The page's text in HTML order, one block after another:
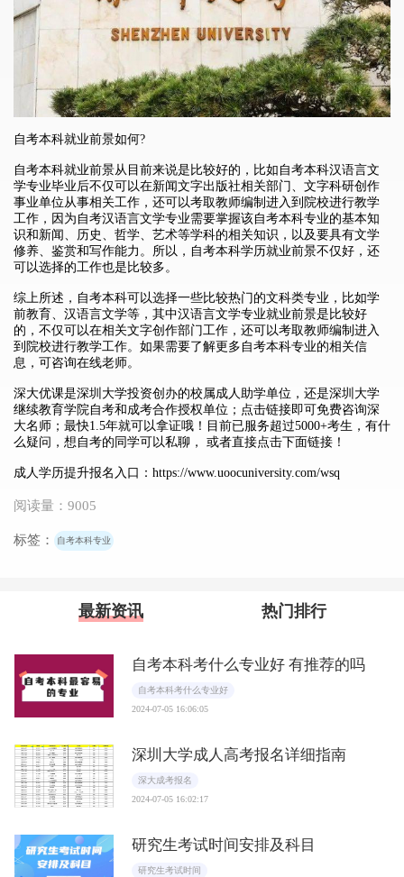
自考本科就业前景如何?
自考本科就业前景从目前来说是比较好的，比如自考本科汉语言文
学专业毕业后不仅可以在新闻文字出版社相关部门、文字科研创作
事业单位从事相关工作，还可以考取教师编制进入到院校进行教学
工作，因为自考汉语言文学专业需要掌握该自考本科专业的基本知
识和新闻、历史、哲学、艺术等学科的相关知识，以及要具有文学
修养、鉴赏和写作能力。所以，自考本科学历就业前景不仅好，还
可以选择的工作也是比较多。
综上所述，自考本科可以选择一些比较热门的文科类专业，比如学
前教育、汉语言文学等，其中汉语言文学专业就业前景是比较好
的，不仅可以在相关文字创作部门工作，还可以考取教师编制进入
到院校进行教学工作。如果需要了解更多自考本科专业的相关信
息，可咨询在线老师。
深大优课是深圳大学投资创办的校属成人助学单位，还是深圳大学
继续教育学院自考和成考合作授权单位；点击链接即可免费咨询深
大名师；最快1.5年就可以拿证哦！目前已服务超过5000+考生，有什
么疑问，想自考的同学可以私聊， 或者直接点击下面链接！
成人学历提升报名入口： https://www.uoocuniversity.com/wsq
阅读量：9005
标签： 自考本科专业
最新资讯 热门排行
自考本科考什么专业好 有推荐的吗
自考本科考什么专业好
2024-07-05 16:06:05
深圳大学成人高考报名详细指南
深大成考报名
2024-07-05 16:02:17
研究生考试时间安排及科目
研究生考试时间